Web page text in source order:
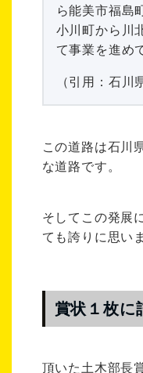
ら能美市福島
小川町から川
て事業を進め
（引用：石川
この道路は石川
な道路です。
そしてこの発展
ても誇りに思い
賞状１枚に
頂いた土木部長